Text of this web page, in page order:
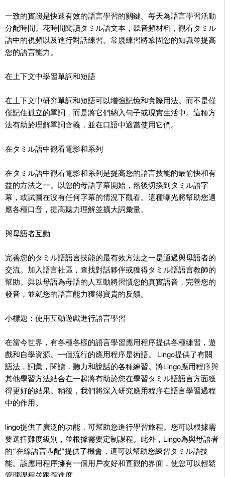
一致的實踐是快速有效的語言學習的關鍵。每天為語言學習活動
分配時間。花時間閱讀タミル語文本，聽音頻材料，觀看タミル
語中的視頻以及進行對話練習。常規練習將鞏固您的知識並提高
您的語言能力。
在上下文中學習單詞和短語
在上下文中研究單詞和短語可以增強記憶和實際用法。而不是僅
僅記住孤立的單詞，而是將它們納入句子或現實生活中。這種方
法有助於理解單詞含義，並在口語中適當使用它們。
在タミル語中觀看電影和系列
在タミル語中觀看電影和系列是提高您的語言技能的最愉快和有
益的方法之一。以您的母語字幕開始，然後切換到タミル語字
幕，或試圖在沒有任何字幕的情況下觀看。這種曝光將幫助您適
應各種口音，提高聽力理解並擴大詞彙量。
與母語者互動
完善您的タミル語語言技能的最有效方法之一是通過與母語者的
交流。加入語言社區，查找對話夥伴或獲得タミル語語言教師的
幫助。與以母語為母語的人互動將習慣您的真實語音，完善您的
發音，並就您的語言能力獲得寶貴的反饋。
小標題：使用互動遊戲進行語言學習
在當今世界，有各種各樣的語言學習應用程序提供各種練習，遊
戲和自學資源。一個流行的應用程序是術語。 Lingo提供了有關
語法，詞彙，閱讀，聽力和說話的各種練習。將Lingo應用程序與
其他學習方法結合在一起將有助於您在學習タミル語語言方面獲
得更好的結果。稍後，我們將深入研究應用程序在語言學習過程
中的作用。
lingo提供了廣泛的功能，可幫助您進行學習旅程。您可以根據需
要選擇難度級別，並根據需要定制課程。此外，Lingo為與母語者
的“在線語言匹配”提供了機會，這可以幫助您練習タミル語技
能。該應用程序擁有一個用戶友好和直觀的界面，使您可以輕鬆